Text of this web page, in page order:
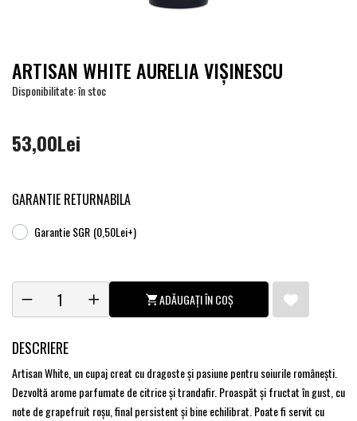
ARTISAN WHITE AURELIA VIŞINESCU
Disponibilitate: în stoc
53,00Lei
GARANTIE RETURNABILA
Garantie SGR (0,50Lei+)
ADĂUGAȚI ÎN COȘ
DESCRIERE
Artisan White, un cupaj creat cu dragoste şi pasiune pentru soiurile româneşti.
Dezvoltă arome parfumate de citrice şi trandafir. Proaspăt şi fructat în gust, cu
note de grapefruit roşu, final persistent şi bine echilibrat. Poate fi servit cu